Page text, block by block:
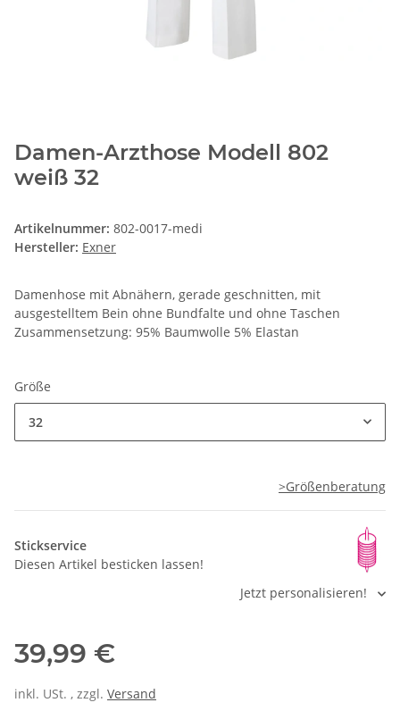
Damen-Arzthose Modell 802
weiß 32
Artikelnummer: 802-0017-medi
Hersteller: Exner
Damenhose mit Abnähern, gerade geschnitten, mit
ausgestelltem Bein ohne Bundfalte und ohne Taschen
Zusammensetzung: 95% Baumwolle 5% Elastan
Größe
32
>Größenberatung
Stickservice
Diesen Artikel besticken lassen!
Jetzt personalisieren!
39,99 €
inkl. USt. , zzgl. Versand